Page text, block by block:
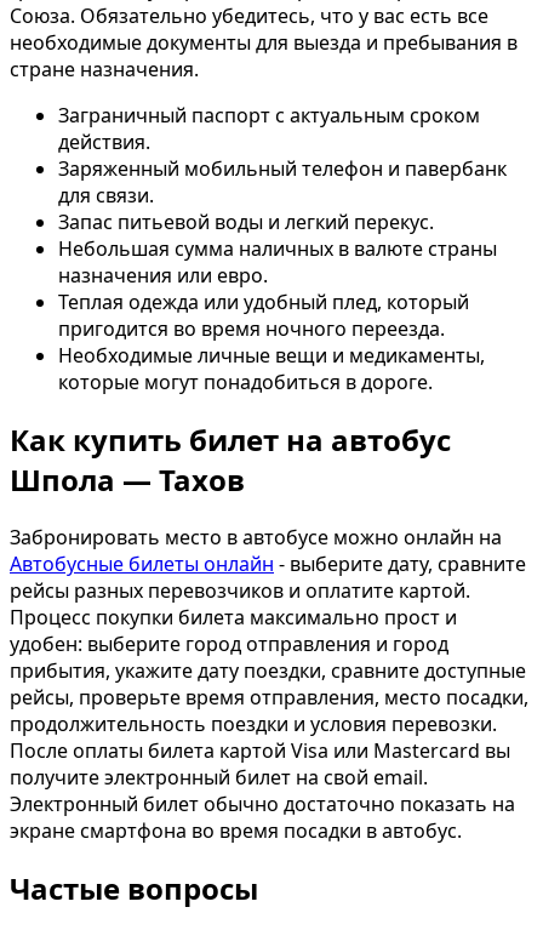
Союза. Обязательно убедитесь, что у вас есть все
необходимые документы для выезда и пребывания в
стране назначения.
Заграничный паспорт с актуальным сроком
действия.
Заряженный мобильный телефон и павербанк
для связи.
Запас питьевой воды и легкий перекус.
Небольшая сумма наличных в валюте страны
назначения или евро.
Теплая одежда или удобный плед, который
пригодится во время ночного переезда.
Необходимые личные вещи и медикаменты,
которые могут понадобиться в дороге.
Как купить билет на автобус
Шпола — Тахов
Забронировать место в автобусе можно онлайн на
Автобусные билеты онлайн - выберите дату, сравните
рейсы разных перевозчиков и оплатите картой.
Процесс покупки билета максимально прост и
удобен: выберите город отправления и город
прибытия, укажите дату поездки, сравните доступные
рейсы, проверьте время отправления, место посадки,
продолжительность поездки и условия перевозки.
После оплаты билета картой Visa или Mastercard вы
получите электронный билет на свой email.
Электронный билет обычно достаточно показать на
экране смартфона во время посадки в автобус.
Частые вопросы